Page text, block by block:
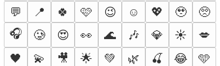
💬
📍 🍀 🩷 😉 ☺️ 💖 🥹
🥺
🎧
🥲 😍 👀 🌊 🎶 💎 ☀️
💋
🖤
💫 🎥 🌟 💚 🌿 🍒 😂
🩵